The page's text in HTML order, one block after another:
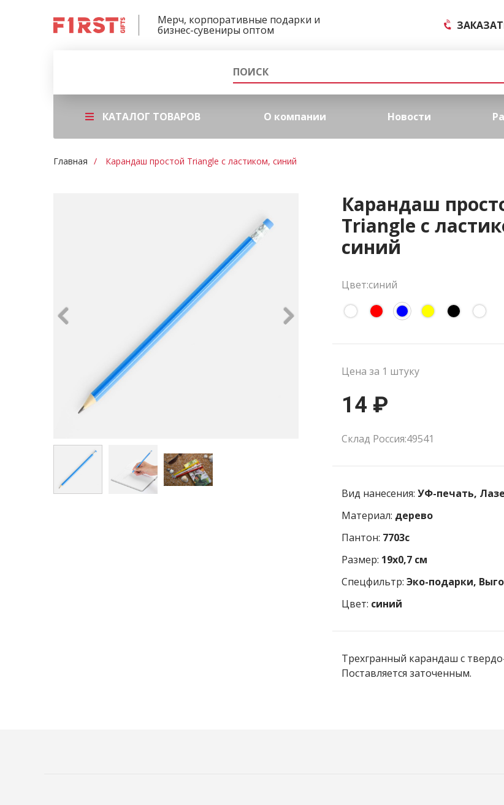
Мерч, корпоративные подарки и
бизнес-сувениры оптом
КАТАЛОГ ТОВАРОВ О компании Новости
Главная Карандаш простой Triangle с ластиком, синий
Карандаш
Triangle с
синий
Цвет:синий
Цена за 1 штуку
14 ₽
Склад Россия:49541
Вид нанесения: УФ-печать,
Материал: дерево
Пантон: 7703c
Размер: 19х0,7 см
Спецфильтр: Эко-подарки,
Цвет: синий
Трехгранный карандаш с
Поставляется заточенным.